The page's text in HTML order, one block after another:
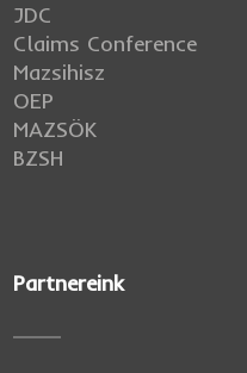
JDC
Claims Conference
Mazsihisz
OEP
MAZSÖK
BZSH
Partnereink